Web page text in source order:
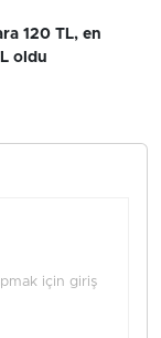
120 TL, en
oldu
için giriş